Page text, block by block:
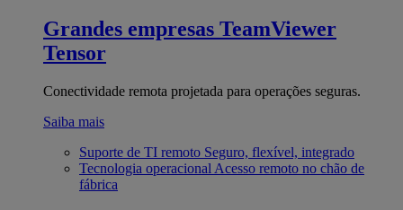
Grandes empresas TeamViewer
Tensor
Conectividade remota projetada para operações seguras.
Saiba mais
Suporte de TI remoto Seguro, flexível, integrado
Tecnologia operacional Acesso remoto no chão de
fábrica